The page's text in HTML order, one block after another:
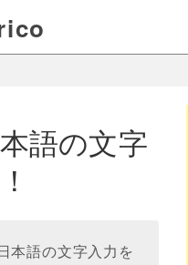
語の文字
本語の文字入力を